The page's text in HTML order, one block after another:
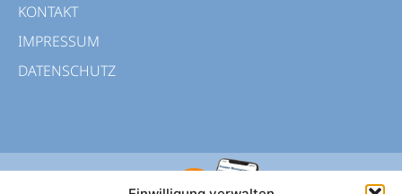
KONTAKT
IMPRESSUM
DATENSCHUTZ